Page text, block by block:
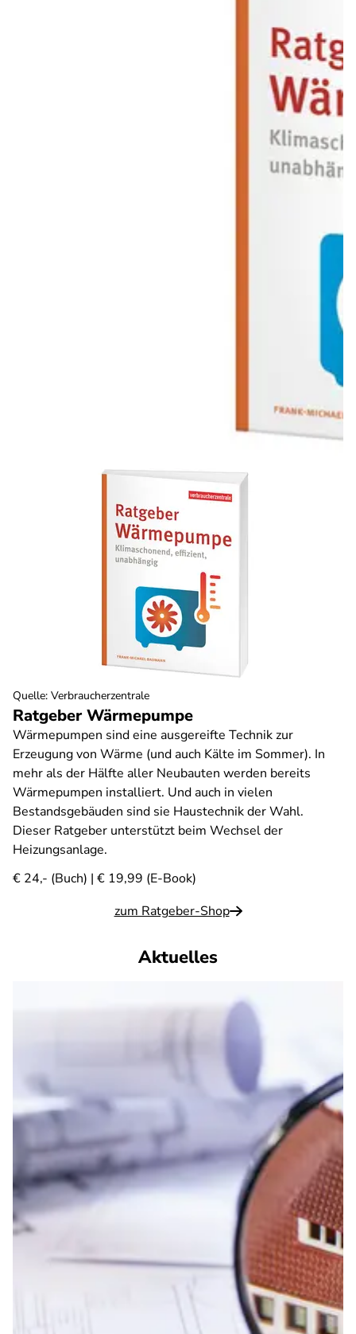
Ratgeber Wärmepumpe
Wärmepumpen sind eine ausgereifte Technik zur
Erzeugung von Wärme (und auch Kälte im Sommer). In
mehr als der Hälfte aller Neubauten werden bereits
Wärmepumpen installiert. Und auch in vielen
Bestandsgebäuden sind sie Haustechnik der Wahl.
Dieser Ratgeber unterstützt beim Wechsel der
Heizungsanlage.
€ 24,- (Buch) | € 19,99 (E-Book)
zum Ratgeber-Shop
Quelle: Verbraucherzentrale
Aktuelles